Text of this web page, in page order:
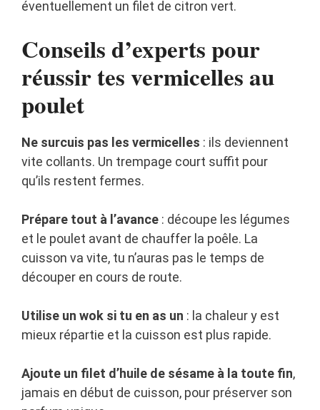
éventuellement un filet de citron vert.
Conseils d’experts pour
réussir tes vermicelles au
poulet
Ne surcuis pas les vermicelles : ils deviennent
vite collants. Un trempage court suffit pour
qu’ils restent fermes.
Prépare tout à l’avance : découpe les légumes
et le poulet avant de chauffer la poêle. La
cuisson va vite, tu n’auras pas le temps de
découper en cours de route.
Utilise un wok si tu en as un : la chaleur y est
mieux répartie et la cuisson est plus rapide.
Ajoute un filet d’huile de sésame à la toute fin,
jamais en début de cuisson, pour préserver son